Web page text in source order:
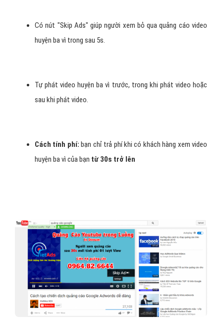
Có nút "Skip Ads" giúp người xem bỏ qua quảng cáo video
huyện ba vì trong sau 5s.
Tự phát video huyện ba vì trước, trong khi phát video hoặc
sau khi phát video.
Cách tính phí: bạn chỉ trả phí khi có khách hàng xem video
huyện ba vì của bạn từ 30s trở lên